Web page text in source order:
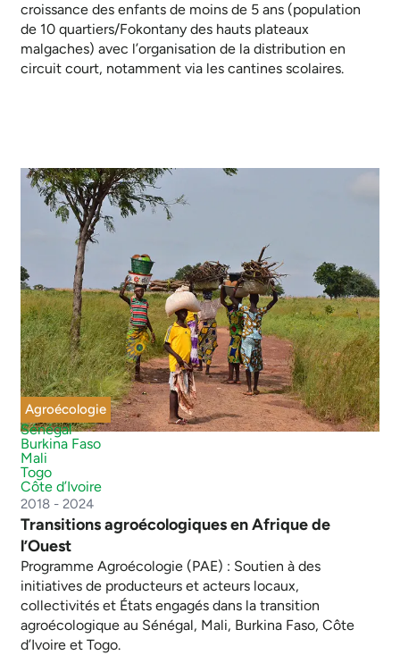
croissance des enfants de moins de 5 ans (population
de 10 quartiers/Fokontany des hauts plateaux
malgaches) avec l’organisation de la distribution en
circuit court, notamment via les cantines scolaires.
Agroécologie
Sénégal
Burkina Faso
Mali
Togo
Côte d’Ivoire
2018 - 2024
Transitions agroécologiques en Afrique de
l’Ouest
Programme Agroécologie (PAE) : Soutien à des
initiatives de producteurs et acteurs locaux,
collectivités et États engagés dans la transition
agroécologique au Sénégal, Mali, Burkina Faso, Côte
d’Ivoire et Togo.